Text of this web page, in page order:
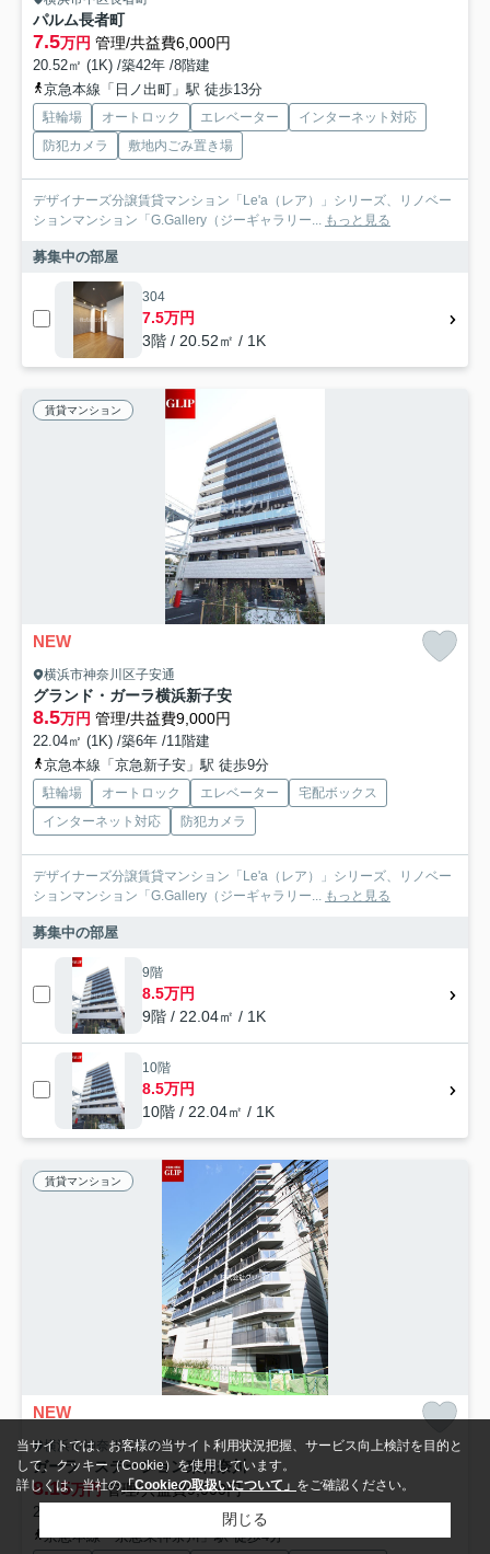
パルム長者町
7.5万円 管理/共益費6,000円
20.52㎡ (1K) /築42年 /8階建
京急本線「日ノ出町」駅 徒歩13分
駐輪場 オートロック エレベーター
インターネット対応
防犯カメラ
敷地内ごみ置き場
デザイナーズ分譲賃貸マンション「Le'a（レア）」シリーズ、リノベー
ションマンション「G.Gallery（ジーギャラリー...
もっと見る
募集中の部屋
304
7.5万円
3階 / 20.52㎡ / 1K
賃貸マンション
NEW
横浜市神奈川区子安通
グランド・ガーラ横浜新子安
8.5万円 管理/共益費9,000円
22.04㎡ (1K) /築6年 /11階建
京急本線「京急新子安」駅 徒歩9分
駐輪場 オートロック エレベーター
宅配ボックス
インターネット対応
防犯カメラ
デザイナーズ分譲賃貸マンション「Le'a（レア）」シリーズ、リノベー
ションマンション「G.Gallery（ジーギャラリー...
もっと見る
募集中の部屋
9階
8.5万円
9階 / 22.04㎡ / 1K
10階
8.5万円
10階 / 22.04㎡ / 1K
賃貸マンション
NEW
横浜市神奈川区神奈川
ガーラ・ステーション東神奈川
8.15万円管理/共益費9,000円
20.00㎡ (1K) /築3年 /11階建
京急本線「京急東神奈川」駅 徒歩4分
当サイトでは、お客様の当サイト利用状況把握、サービス向上検討を目的と
して、クッキー（Cookie）を使用しています。
詳しくは、当社の「Cookieの取扱いについて」 をご確認ください。
閉じる